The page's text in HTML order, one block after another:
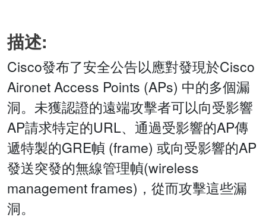
描述:
Cisco發布了安全公告以應對發現於Cisco
Aironet Access Points (APs) 中的多個漏
洞。未獲認證的遠端攻擊者可以向受影響
AP請求特定的URL、通過受影響的AP傳
遞特製的GRE幀 (frame) 或向受影響的AP
發送突發的無線管理幀(wireless
management frames)，從而攻擊這些漏
洞。